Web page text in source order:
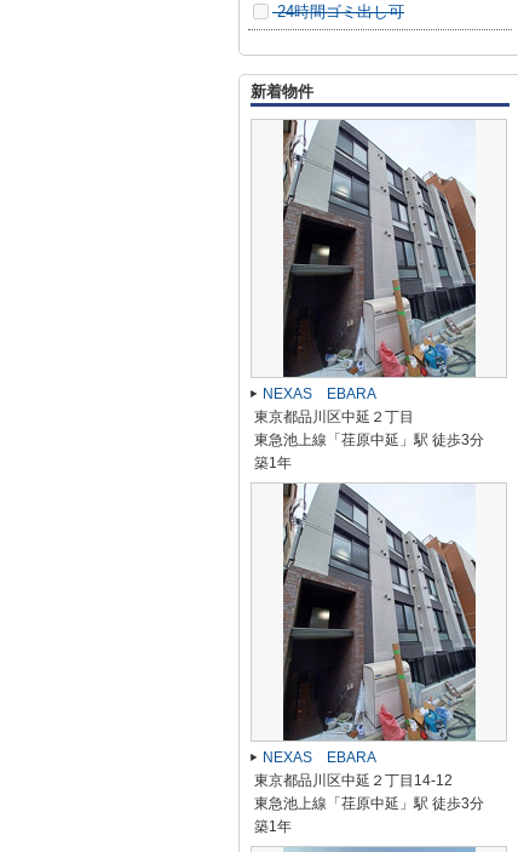
24時間ゴミ出し可
新着物件
NEXAS EBARA
東京都品川区中延２丁目
東急池上線「荏原中延」駅 徒歩3分
築1年
NEXAS EBARA
東京都品川区中延２丁目14-12
東急池上線「荏原中延」駅 徒歩3分
築1年